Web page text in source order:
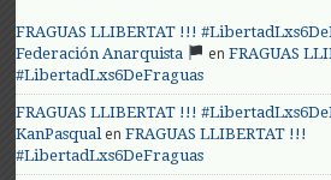
FRAGUAS LLIBERTAT !!!
Federación Anarquista
enFRAGUAS
#LibertadLxs6DeFraguas
FRAGUAS LLIBERTAT !!!
KanPasqualenFRAGUAS LLIBERTAT !!!
#LibertadLxs6DeFraguas